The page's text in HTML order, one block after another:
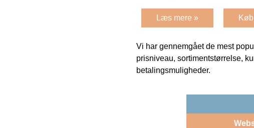
Læs mere »
Vi har gennemgået de mest
prisniveau, sortimentstørrelse,
betalingsmuligheder.